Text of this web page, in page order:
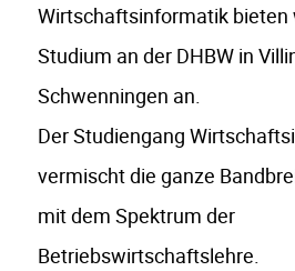
Wirtschaftsinformatik bieten
Studium an der DHBW in
Schwenningen an.
Der Studiengang
vermischt die ganze
mit dem Spektrum der
Betriebswirtschaftslehre.